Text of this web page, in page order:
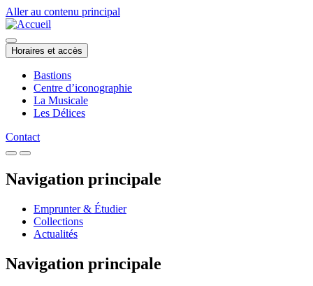
Aller au contenu principal
Horaires et accès
Bastions
Centre d’iconographie
La Musicale
Les Délices
Contact
Navigation principale
Emprunter & Étudier
Collections
Actualités
Navigation principale